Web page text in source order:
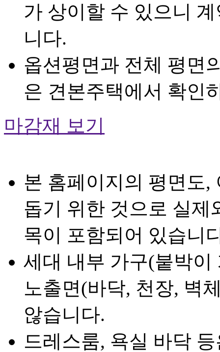
가 상이할 수 있으니
니다.
옵션평면과 전체 평면
은 견본주택에서 확인
마감재 보기
본 홈페이지의 평면도,
돕기 위한 것으로 실제
목이 포함되어 있습니
세대 내부 가구(붙박
노출면(바닥, 천장, 벽
않습니다.
드레스룸, 욕실 바닥